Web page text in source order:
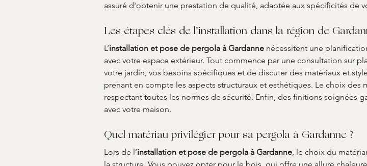
assuré d'obtenir une prestation de qualité, adaptée aux spécificités de
Les étapes clés de l'installation dans la région de
L’installation et pose de pergola à Gardanne nécessitent une
avec votre espace extérieur. Tout commence par une consultation sur
votre jardin, vos besoins spécifiques et de discuter des matériaux et
prenant en compte les aspects structuraux et esthétiques. Le choix
respectant toutes les normes de sécurité. Enfin, des finitions soignées
avec votre maison.
Quel matériau privilégier pour sa pergola à Gardanne ?
Lors de l’installation et pose de pergola à Gardanne, le choix du